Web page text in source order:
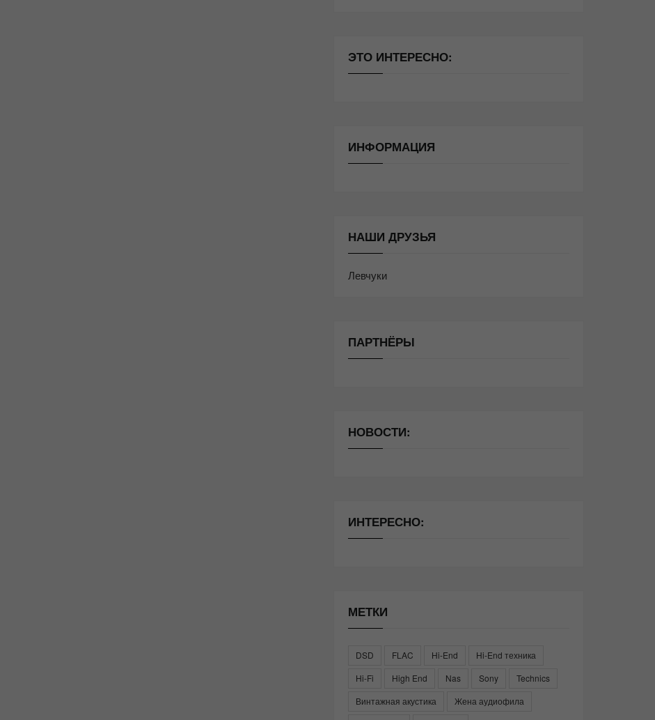
ЭТО ИНТЕРЕСНО:
ИНФОРМАЦИЯ
НАШИ ДРУЗЬЯ
Левчуки
ПАРТНЁРЫ
НОВОСТИ:
ИНТЕРЕСНО:
МЕТКИ
DSD FLAC Hi-End
Hi-End техника
Hi-Fi
High End Nas Sony
Technics
Винтажная акустика
Жена аудиофила